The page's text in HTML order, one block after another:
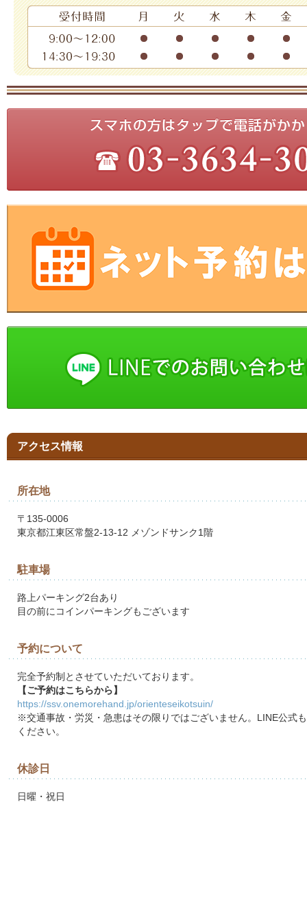
アクセス情報
所在地
〒135-0006
東京都江東区常盤2-13-12 メゾンドサンク1階
駐車場
路上パーキング2台あり
目の前にコインパーキングもございます
予約について
完全予約制とさせていただいております。
【ご予約はこちらから】
https://ssv.onemorehand.jp/orienteseikotsuin/
※交通事故・労災・急患はその限りではございません。LINE公式
ください。
休診日
日曜・祝日